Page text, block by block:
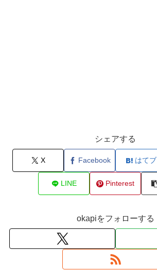
シェアする
X Facebook はてブ
LINE Pinterest
okapiをフォローする